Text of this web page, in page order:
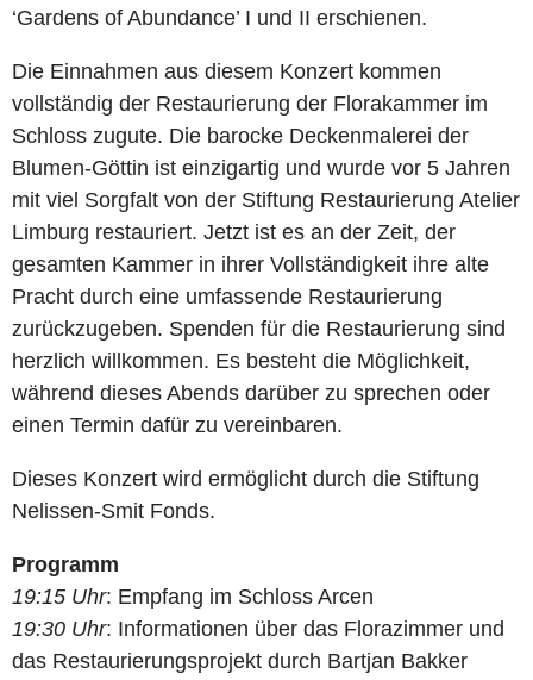
‘Gardens of Abundance’ I und II erschienen.
Die Einnahmen aus diesem Konzert kommen
vollständig der Restaurierung der Florakammer im
Schloss zugute. Die barocke Deckenmalerei der
Blumen-Göttin ist einzigartig und wurde vor 5 Jahren
mit viel Sorgfalt von der Stiftung Restaurierung Atelier
Limburg restauriert. Jetzt ist es an der Zeit, der
gesamten Kammer in ihrer Vollständigkeit ihre alte
Pracht durch eine umfassende Restaurierung
zurückzugeben. Spenden für die Restaurierung sind
herzlich willkommen. Es besteht die Möglichkeit,
während dieses Abends darüber zu sprechen oder
einen Termin dafür zu vereinbaren.
Dieses Konzert wird ermöglicht durch die Stiftung
Nelissen-Smit Fonds.
Programm
19:15 Uhr: Empfang im Schloss Arcen
19:30 Uhr: Informationen über das Florazimmer und
das Restaurierungsprojekt durch Bartjan Bakker